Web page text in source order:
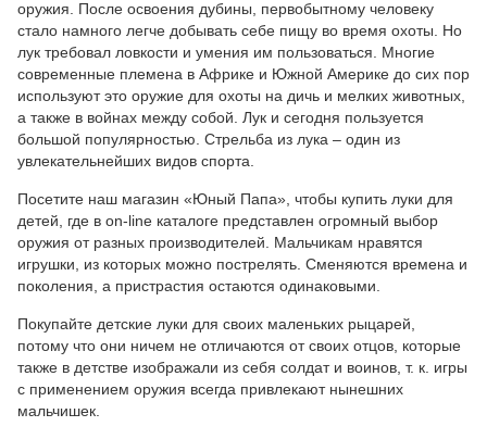
оружия. После освоения дубины, первобытному человеку
стало намного легче добывать себе пищу во время охоты. Но
лук требовал ловкости и умения им пользоваться. Многие
современные племена в Африке и Южной Америке до сих пор
используют это оружие для охоты на дичь и мелких животных,
а также в войнах между собой. Лук и сегодня пользуется
большой популярностью. Стрельба из лука – один из
увлекательнейших видов спорта.
Посетите наш магазин «Юный Папа», чтобы купить луки для
детей, где в on-line каталоге представлен огромный выбор
оружия от разных производителей. Мальчикам нравятся
игрушки, из которых можно пострелять. Сменяются времена и
поколения, а пристрастия остаются одинаковыми.
Покупайте детские луки для своих маленьких рыцарей,
потому что они ничем не отличаются от своих отцов, которые
также в детстве изображали из себя солдат и воинов, т. к. игры
с применением оружия всегда привлекают нынешних
мальчишек.